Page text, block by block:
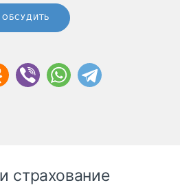
ОБСУДИТЬ
страхование